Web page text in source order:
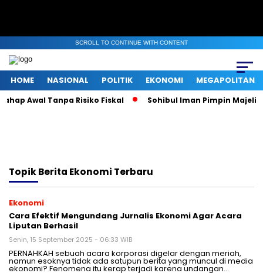
SCROLL TO CONTINUE WITH CONTENT
HOME NASIONAL POLITIK EKONOMI MEGAPOLITAN
Awal Tanpa Risiko Fiskal Sohibul Iman Pimpin Majelis
TopikBerita Ekonomi Terbaru
Ekonomi
Cara Efektif Mengundang Jurnalis Ekonomi Agar Acara
Liputan Berhasil
Senin, 15 September 2025 - 06:33 WIB
PERNAHKAH sebuah acara korporasi digelar dengan meriah,
namun esoknya tidak ada satupun berita yang muncul di media
ekonomi? Fenomena itu kerap terjadi karena undangan…